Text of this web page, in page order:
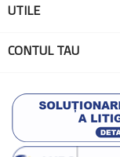
UTILE
CONTUL TAU